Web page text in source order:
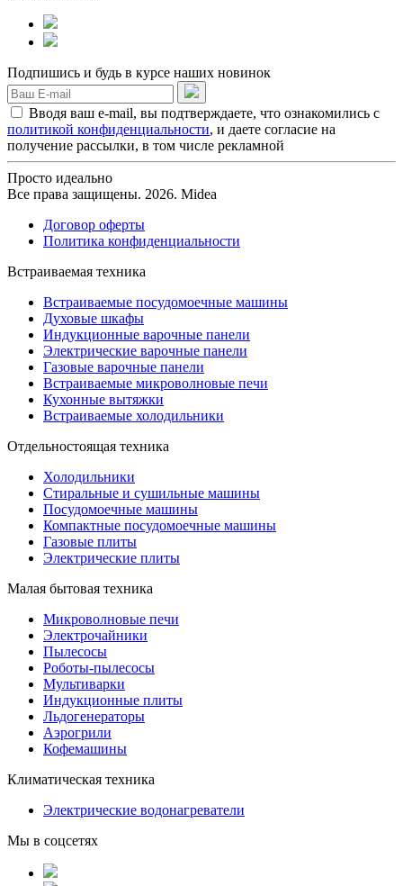
Подпишись и будь в курсе наших новинок
Вводя ваш e-mail, вы подтверждаете, что ознакомились с
политикой конфиденциальности, и даете согласие на
получение рассылки, в том числе рекламной
Просто идеально
Все права защищены. 2026. Midea
Договор оферты
Политика конфиденциальности
Встраиваемая техника
Встраиваемые посудомоечные машины
Духовые шкафы
Индукционные варочные панели
Электрические варочные панели
Газовые варочные панели
Встраиваемые микроволновые печи
Кухонные вытяжки
Встраиваемые холодильники
Отдельностоящая техника
Холодильники
Стиральные и сушильные машины
Посудомоечные машины
Компактные посудомоечные машины
Газовые плиты
Электрические плиты
Малая бытовая техника
Микроволновые печи
Электрочайники
Пылесосы
Роботы-пылесосы
Мультиварки
Индукционные плиты
Льдогенераторы
Аэрогрили
Кофемашины
Климатическая техника
Электрические водонагреватели
Мы в соцсетях